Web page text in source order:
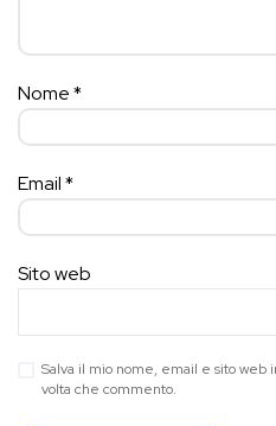
Nome*
Email*
Sito web
Salva il mio nome, email e sito web
volta che commento.